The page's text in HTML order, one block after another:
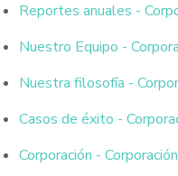
Reportes anuales -
Nuestro Equipo -
Nuestra filosofía -
Casos de éxito -
Corporación -